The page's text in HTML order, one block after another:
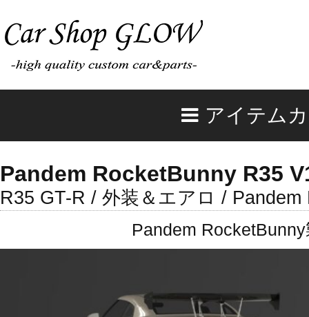
アイテム
Pandem RocketBunny R35
R35 GT-R / 外装＆エアロ / Pandem
Pandem